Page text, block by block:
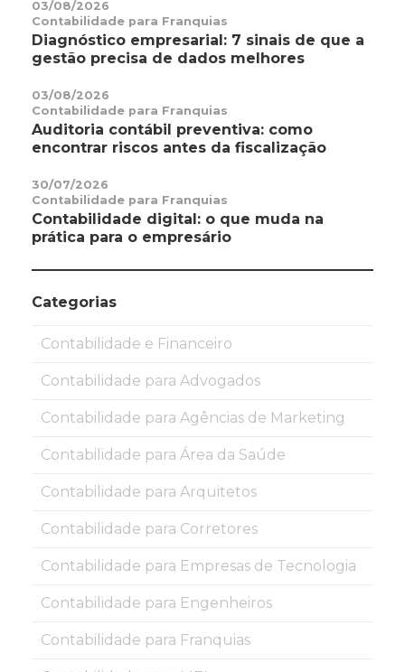
03/08/2026
Contabilidade para Franquias
Diagnóstico empresarial: 7 sinais de que a
gestão precisa de dados melhores
03/08/2026
Contabilidade para Franquias
Auditoria contábil preventiva: como
encontrar riscos antes da fiscalização
30/07/2026
Contabilidade para Franquias
Contabilidade digital: o que muda na
prática para o empresário
Categorias
Contabilidade e Financeiro
Contabilidade para Advogados
Contabilidade para Agências de Marketing
Contabilidade para Área da Saúde
Contabilidade para Arquitetos
Contabilidade para Corretores
Contabilidade para Empresas de Tecnologia
Contabilidade para Engenheiros
Contabilidade para Franquias